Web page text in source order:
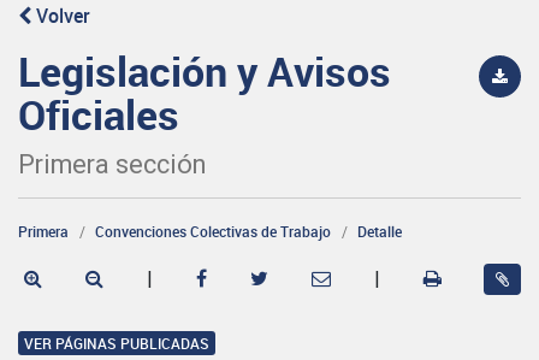
Volver
Legislación y Avisos
Oficiales
Primera sección
Primera Convenciones Colectivas de Trabajo Detalle
| |
VER PÁGINAS PUBLICADAS